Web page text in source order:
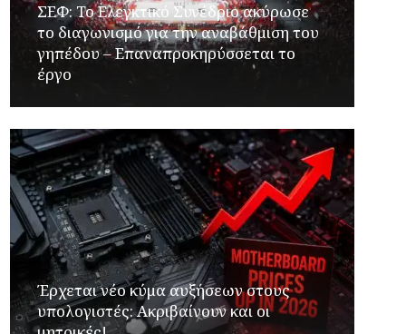
ΣΕΦ: Το Ελεγκτικό Συνέδριο ακύρωσε
το διαγωνισμό για την αναβάθμιση του
γηπέδου – Επαναπροκηρύσσεται το
έργο
Έρχεται νέο κύμα αυξήσεων στους
υπολογιστές: Ακριβαίνουν και οι